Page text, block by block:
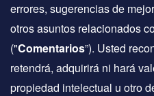
errores, sugerencias de
otros asuntos relacionados
("Comentarios”). Usted
retendrá, adquirirá ni hará
propiedad intelectual u otro